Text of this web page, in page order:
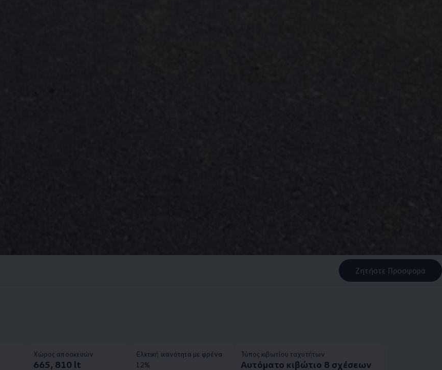
Ζητήστε Προσφορά
Χώρος αποσκευών
665, 810 lt
Ελκτική ικανότητα με φρένα
12%
Τύπος κιβωτίου ταχυτήτων
Αυτόματο κιβώτιο 8 σχέσεων